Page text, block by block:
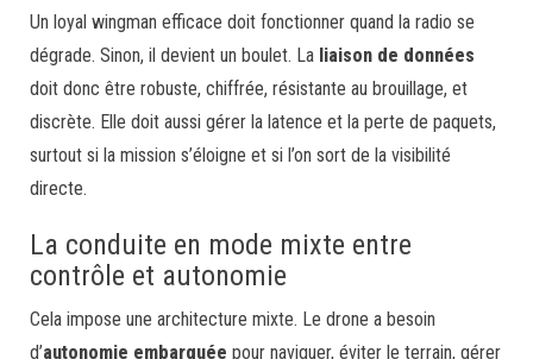
Un loyal wingman efficace doit fonctionner quand la radio se
dégrade. Sinon, il devient un boulet. La liaison de données
doit donc être robuste, chiffrée, résistante au brouillage, et
discrète. Elle doit aussi gérer la latence et la perte de paquets,
surtout si la mission s’éloigne et si l’on sort de la visibilité
directe.
La conduite en mode mixte entre
contrôle et autonomie
Cela impose une architecture mixte. Le drone a besoin
d’autonomie embarquée pour naviguer, éviter le terrain, gérer